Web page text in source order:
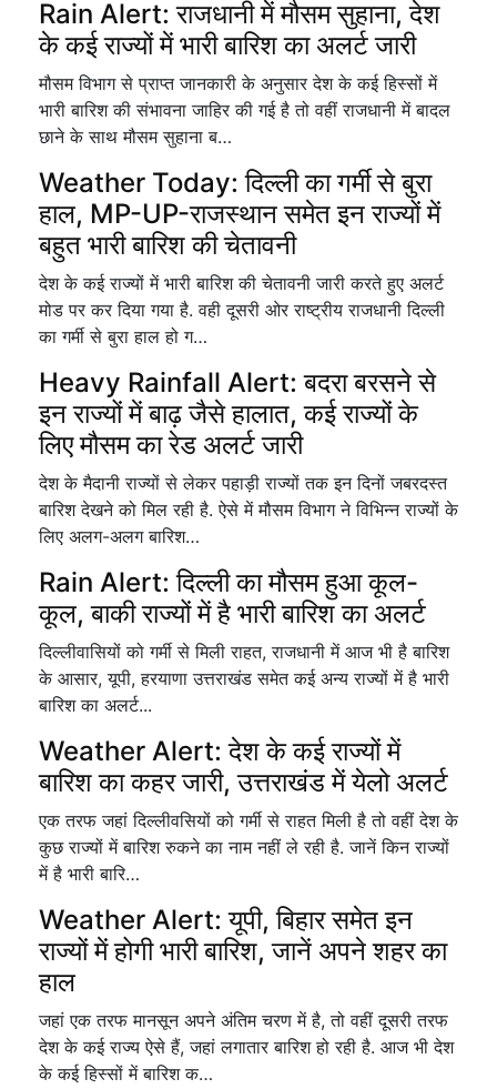
Rain Alert: राजधानी में मौसम सुहाना, देश
के कई राज्यों में भारी बारिश का अलर्ट जारी
मौसम विभाग से प्राप्त जानकारी के अनुसार देश के कई हिस्सों में
भारी बारिश की संभावना जाहिर की गई है तो वहीं राजधानी में बादल
छाने के साथ मौसम सुहाना ब…
Weather Today: दिल्ली का गर्मी से बुरा
हाल, MP-UP-राजस्थान समेत इन राज्यों में
बहुत भारी बारिश की चेतावनी
देश के कई राज्यों में भारी बारिश की चेतावनी जारी करते हुए अलर्ट
मोड पर कर दिया गया है. वही दूसरी ओर राष्ट्रीय राजधानी दिल्ली
का गर्मी से बुरा हाल हो ग…
Heavy Rainfall Alert: बदरा बरसने से
इन राज्यों में बाढ़ जैसे हालात, कई राज्यों के
लिए मौसम का रेड अलर्ट जारी
देश के मैदानी राज्यों से लेकर पहाड़ी राज्यों तक इन दिनों जबरदस्त
बारिश देखने को मिल रही है. ऐसे में मौसम विभाग ने विभिन्न राज्यों के
लिए अलग-अलग बारिश…
Rain Alert: दिल्ली का मौसम हुआ कूल-
कूल, बाकी राज्यों में है भारी बारिश का अलर्ट
दिल्लीवासियों को गर्मी से मिली राहत, राजधानी में आज भी है बारिश
के आसार, यूपी, हरयाणा उत्तराखंड समेत कई अन्य राज्यों में है भारी
बारिश का अलर्ट...
Weather Alert: देश के कई राज्यों में
बारिश का कहर जारी, उत्तराखंड में येलो अलर्ट
एक तरफ जहां दिल्लीवसियों को गर्मी से राहत मिली है तो वहीं देश के
कुछ राज्यों में बारिश रुकने का नाम नहीं ले रही है. जानें किन राज्यों
में है भारी बारि…
Weather Alert: यूपी, बिहार समेत इन
राज्यों में होगी भारी बारिश, जानें अपने शहर का
हाल
जहां एक तरफ मानसून अपने अंतिम चरण में है, तो वहीं दूसरी तरफ
देश के कई राज्य ऐसे हैं, जहां लगातार बारिश हो रही है. आज भी देश
के कई हिस्सों में बारिश क…